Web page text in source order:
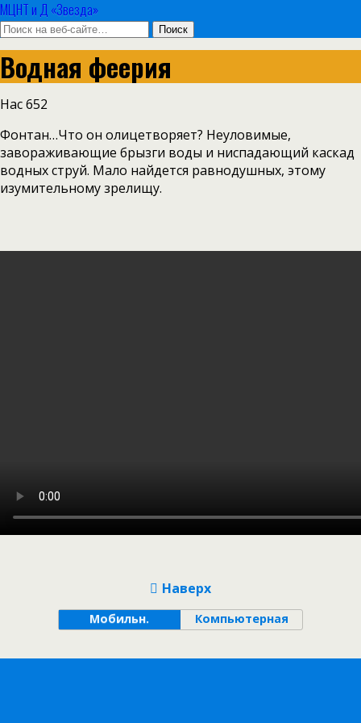
МЦНТ и Д «Звезда»
Водная феерия
Нас652
Фонтан…Что он олицетворяет? Неуловимые,
завораживающие брызги воды и ниспадающий каскад
водных струй. Мало найдется равнодушных, этому
изумительному зрелищу.
Наверх
Мобильн. Компьютерная